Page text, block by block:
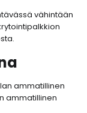
vähintään
ammatillinen
ammatillinen